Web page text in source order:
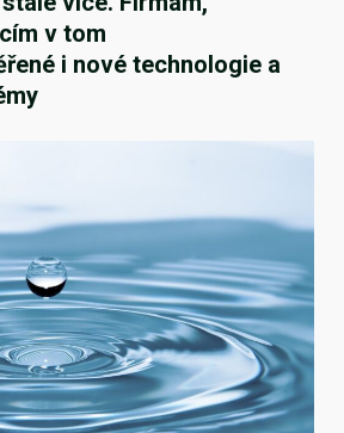
v tom
i nové technologie a